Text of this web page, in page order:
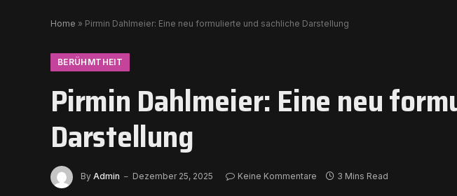
Home » Pirmin Dahlmeier: Eine neu formulierte und sachliche Darstellung
BERÜHMTHEIT
Pirmin Dahlmeier: Eine neu
Darstellung
By Admin Dezember 25, 2025 Keine Kommentare 3 Mins Read